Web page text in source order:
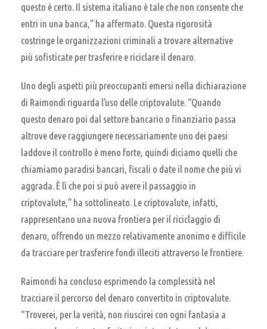
questo è certo. Il sistema italiano è tale che non consente che
entri in una banca,” ha affermato. Questa rigorosità
costringe le organizzazioni criminali a trovare alternative
più sofisticate per trasferire e riciclare il denaro.
Uno degli aspetti più preoccupanti emersi nella dichiarazione
di Raimondi riguarda l’uso delle criptovalute. “Quando
questo denaro poi dal settore bancario o finanziario passa
altrove deve raggiungere necessariamente uno dei paesi
laddove il controllo è meno forte, quindi diciamo quelli che
chiamiamo paradisi bancari, fiscali o date il nome che più vi
aggrada. È lì che poi si può avere il passaggio in
criptovalute,” ha sottolineato. Le criptovalute, infatti,
rappresentano una nuova frontiera per il riciclaggio di
denaro, offrendo un mezzo relativamente anonimo e difficile
da tracciare per trasferire fondi illeciti attraverso le frontiere.
Raimondi ha concluso esprimendo la complessità nel
tracciare il percorso del denaro convertito in criptovalute.
“Troverei, per la verità, non riuscirei con ogni fantasia a